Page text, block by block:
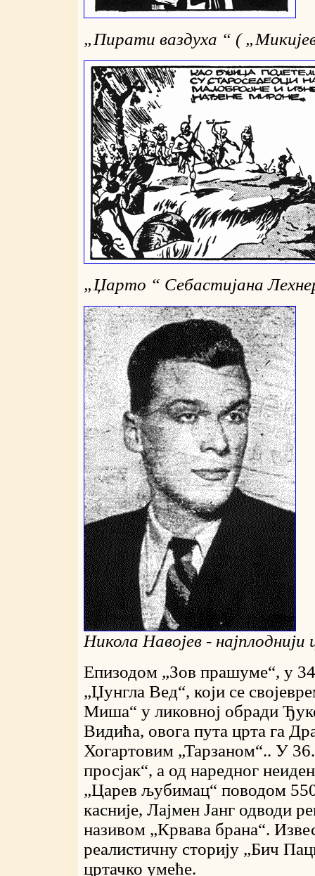
„ Пирати ваздуха “ („
„ Џарто “ Себастијана
Никола Навојев - најплоднији
Епизодом „Зов прашуме“, у
„Џунгла Вед“, који се
Миша“ у ликовној обради
Видића, овога пута црта га
Хогартовим „Тарзаном“.. У
просјак“, а од наредног
„Царев љубимац“ поводом
касније, Лајмен Јанг одводи
називом „Крвава брана“.
реалистичну сторију „Бич
цртачко умеће.